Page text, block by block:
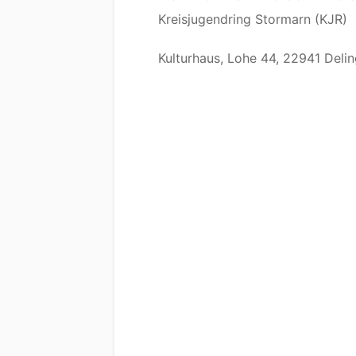
Kreisjugendring Stormarn (KJR)
Kulturhaus, Lohe 44, 22941